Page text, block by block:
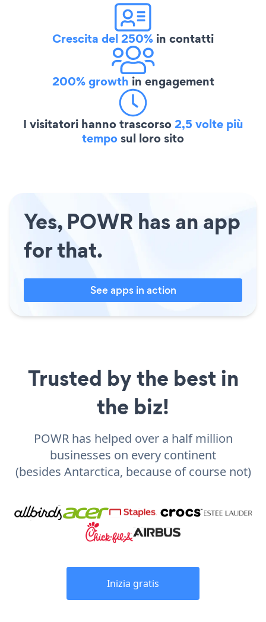
Crescita del 250% in contatti
200% growth in engagement
I visitatori hanno trascorso2,5 volte più
temposul loro sito
Yes, POWR has an app
for that.
See apps in action
Trusted by the best in
the biz!
POWR has helped over a half million
businesses on every continent
(besides Antarctica, because of course not)
Inizia gratis